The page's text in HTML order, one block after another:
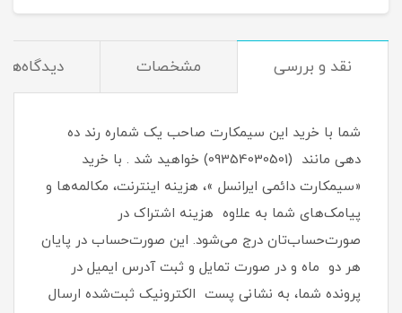
نقد و بررسی مشخصات دیدگاه‌ها
شما با خرید این سیمکارت صاحب یک شماره رند ده
دهی مانند (09354030501) خواهید شد . با خرید
«سیمکارت دائمی ایرانسل »، هزینه اینترنت، مکالمه‌ها و
پیامک‌های شما به علاوه هزینه اشتراک در
صورت‌حساب‌تان درج می‌شود. این صورت‌حساب در پایان
هر دو ماه و در صورت تمایل و ثبت آدرس ایمیل در
پرونده شما، به نشانی پست الکترونیک ثبت‌شده ارسال